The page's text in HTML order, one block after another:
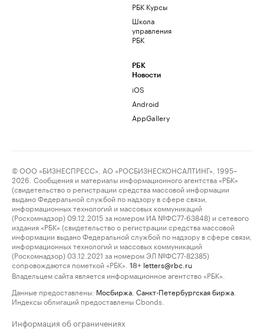
РБК Курсы
Школа
управления
РБК
РБК
Новости
iOS
Android
AppGallery
© ООО «БИЗНЕСПРЕСС», АО «РОСБИЗНЕСКОНСАЛТИНГ», 1995–
2026. Сообщения и материалы информационного агентства «РБК»
(свидетельство о регистрации средства массовой информации
выдано Федеральной службой по надзору в сфере связи,
информационных технологий и массовых коммуникаций
(Роскомнадзор) 09.12.2015 за номером ИА №ФС77-63848) и сетевого
издания «РБК» (свидетельство о регистрации средства массовой
информации выдано Федеральной службой по надзору в сфере связи,
информационных технологий и массовых коммуникаций
(Роскомнадзор) 03.12.2021 за номером ЭЛ №ФС77-82385)
сопровождаются пометкой «РБК».
18+ letters@rbc.ru
Владельцем сайта является информационное агентство «РБК».
Данные предоставлены: Мосбиржа Санкт-Петербургская биржа
Индексы облигаций предоставлены Cbonds.
Информация об ограничениях